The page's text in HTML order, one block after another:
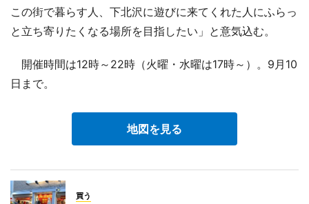
この街で暮らす人、下北沢に遊びに来てくれた人にふらっ
と立ち寄りたくなる場所を目指したい」と意気込む。
開催時間は12時～22時（火曜・水曜は17時～）。9月10
日まで。
地図を見る
買う